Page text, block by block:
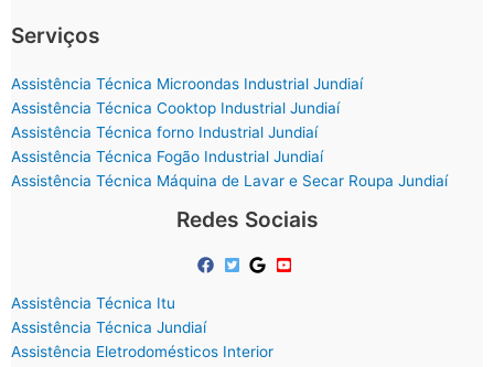
Serviços
Assistência Técnica Microondas Industrial Jundiaí
Assistência Técnica Cooktop Industrial Jundiaí
Assistência Técnica forno Industrial Jundiaí
Assistência Técnica Fogão Industrial Jundiaí
Assistência Técnica Máquina de Lavar e Secar Roupa Jundiaí
Redes Sociais
Assistência Técnica Itu
Assistência Técnica Jundiaí
Assistência Eletrodomésticos Interior